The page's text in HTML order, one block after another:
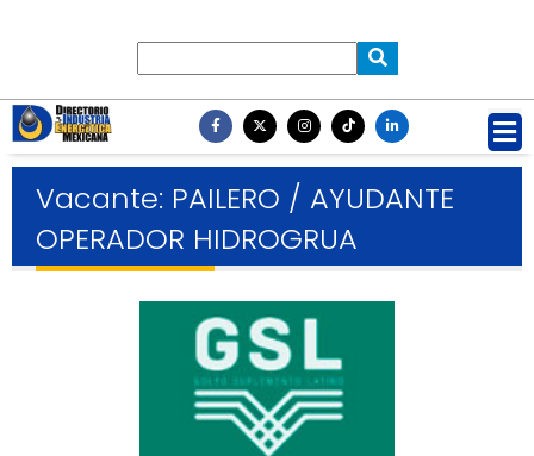
Vacante: PAILERO / AYUDANTE
OPERADOR HIDROGRUA